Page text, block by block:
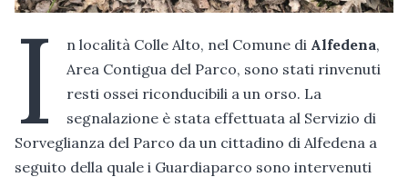
I n località Colle Alto, nel Comune di Alfedena,
Area Contigua del Parco, sono stati rinvenuti
resti ossei riconducibili a un orso. La
segnalazione è stata effettuata al Servizio di
Sorveglianza del Parco da un cittadino di Alfedena a
seguito della quale i Guardiaparco sono intervenuti